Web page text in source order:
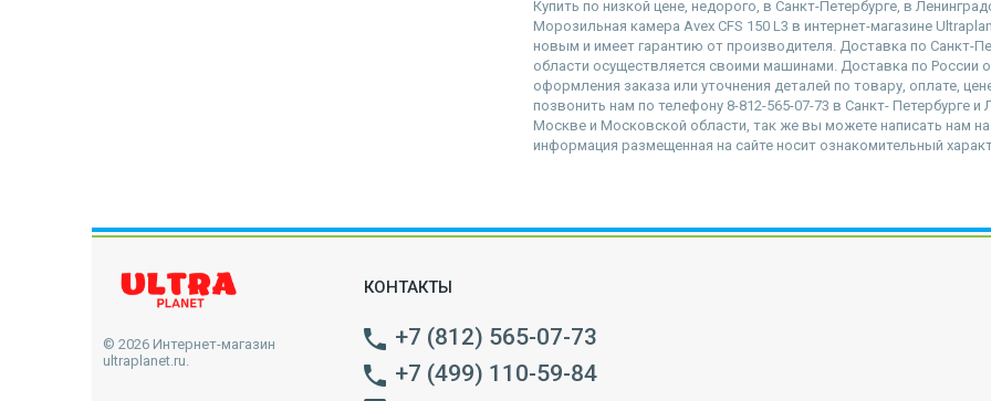
Купить по низкой цене, недорого, в Санкт-Петербурге, в
Морозильная камера Avex CFS 150 L3 в интернет-магазине
новым и имеет гарантию от производителя. Доставка по Санкт-
области осуществляется своими машинами. Доставка по России
оформления заказа или уточнения деталей по товару, оплате,
позвонить нам по телефону 8-812-565-07-73 в Санкт- Петербурге
Москве и Московской области, так же вы можете написать нам
информация размещенная на сайте носит ознакомительный
© 2026 Интернет-магазин
ultraplanet.ru.
КОНТАКТЫ
+7 (812) 565-07-73
+7 (499) 110-59-84